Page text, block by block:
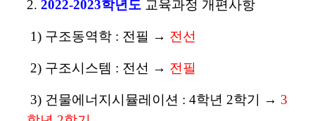
2. 2022-2023학년도 교육과정 개편사항
1) 구조동역학 : 전필 → 전선
2) 구조시스템 : 전선 → 전필
3) 건물에너지시뮬레이션 : 4학년 2학기 → 3